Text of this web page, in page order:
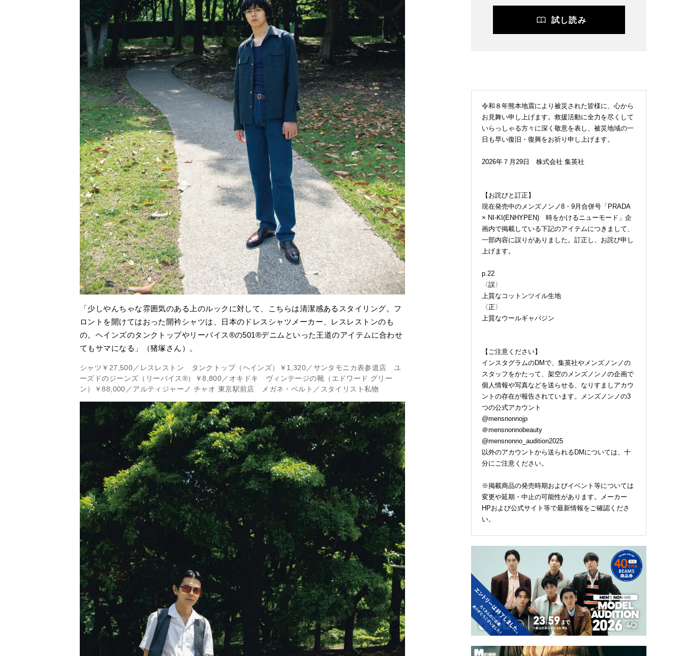
「少しやんちゃな雰囲気のある上のルックに対して、こちらは清潔感あるスタイリング。フ
ロントを開けてはおった開衿シャツは、日本のドレスシャツメーカー、レスレストンのも
の。ヘインズのタンクトップやリーバイス®の501®デニムといった王道のアイテムに合わせ
てもサマになる」（猪塚さん）。
シャツ￥27,500／レスレストン タンクトップ（ヘインズ）￥1,320／サンタモニカ表参道店 ユ
ーズドのジーンズ（リーバイス®）￥8,800／オキドキ ヴィンテージの靴（エドワード グリー
ン）￥88,000／アルティジャーノ チャオ 東京駅前店 メガネ・ベルト／スタイリスト私物
試し読み
令和８年熊本地震により被災された皆様に、心から
お見舞い申し上げます。救援活動に全力を尽くして
いらっしゃる方々に深く敬意を表し、被災地域の一
日も早い復旧・復興をお祈り申し上げます。
2026年７月29日 株式会社 集英社
【お詫びと訂正】
現在発売中のメンズノンノ8・9月合併号「PRADA
× NI-KI(ENHYPEN) 時をかけるニューモード」企
画内で掲載している下記のアイテムにつきまして、
一部内容に誤りがありました。訂正し、お詫び申し
上げます。
p.22
〈誤〉
上質なコットンツイル生地
〈正〉
上質なウールギャバジン
【ご注意ください】
インスタグラムのDMで、集英社やメンズノンノの
スタッフをかたって、架空のメンズノンノの企画で
個人情報や写真などを送らせる、なりすましアカウ
ントの存在が報告されています。メンズノンノの3
つの公式アカウント
@mensnonnojp
＠mensnonnobeauty
@mensnonno_audition2025
以外のアカウントから送られるDMについては、十
分にご注意ください。
※掲載商品の発売時期およびイベント等については
変更や延期・中止の可能性があります。メーカー
HPおよび公式サイト等で最新情報をご確認くださ
い。